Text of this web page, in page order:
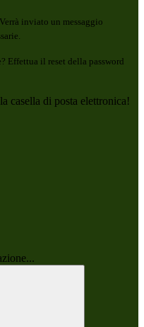
Verrà inviato un messaggio
Effettua il reset della password
casella di posta elettronica!